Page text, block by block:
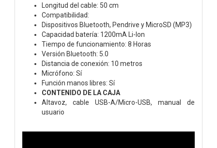
Longitud del cable: 50 cm
Compatibilidad:
Dispositivos Bluetooth, Pendrive y MicroSD (MP3)
Capacidad batería: 1200mA Li-Ion
Tiempo de funcionamiento: 8 Horas
Versión Bluetooth: 5.0
Distancia de conexión: 10 metros
Micrófono: Sí
Función manos libres: Sí
CONTENIDO DE LA CAJA
Altavoz, cable USB-A/Micro-USB, manual de
usuario